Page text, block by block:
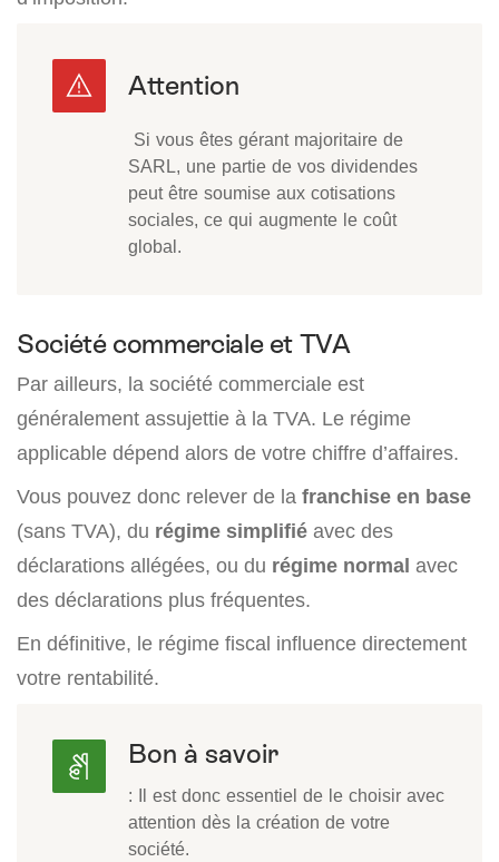
Si vous êtes gérant majoritaire de
SARL, une partie de vos dividendes
peut être soumise aux cotisations
sociales, ce qui augmente le coût
global.
Société commerciale et TVA
Par ailleurs, la société commerciale est
généralement assujettie à la TVA. Le régime
applicable dépend alors de votre chiffre d’affaires.
Vous pouvez donc relever de la franchise en base
(sans TVA), du régime simplifié avec des
déclarations allégées, ou du régime normal avec
des déclarations plus fréquentes.
En définitive, le régime fiscal influence directement
votre rentabilité.
Bon à savoir
: Il est donc essentiel de le choisir avec
attention dès la création de votre
société.